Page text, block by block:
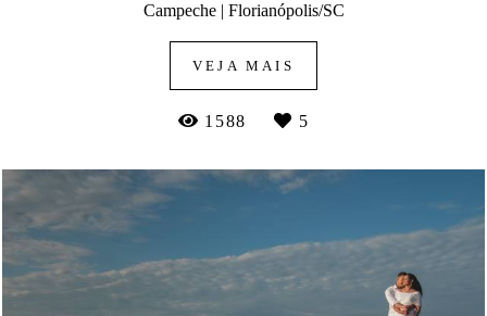
Campeche | Florianópolis/SC
VEJA MAIS
1588 5